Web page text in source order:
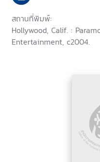
สถานที่พิมพ์:
Hollywood, Calif. :
Entertainment, c2004.